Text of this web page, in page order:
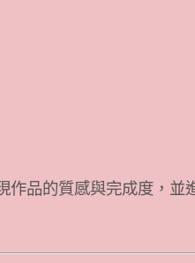
品的質感與完成度，並